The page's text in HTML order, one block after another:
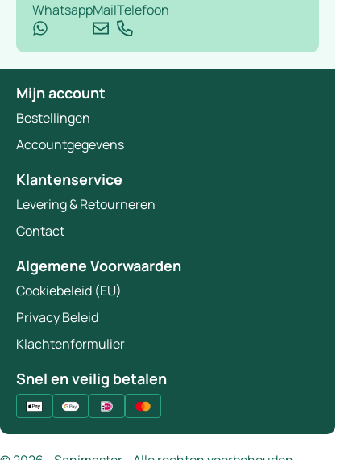
WhatsappMailTelefoon
Mijn account
Bestellingen
Accountgegevens
Klantenservice
Levering & Retourneren
Contact
Algemene Voorwaarden
Cookiebeleid (EU)
Privacy Beleid
Klachtenformulier
Snel en veilig betalen